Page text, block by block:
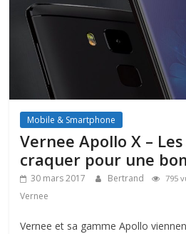
Mobile & Smartphone
Vernee Apollo X –
craquer pour une
30 mars 2017 Bertrand 795
Vernee
Vernee et sa gamme Apollo